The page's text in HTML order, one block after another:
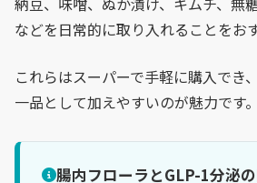
などを日常的に取り入れることをお
これらはスーパーで手軽に購入でき
一品として加えやすいのが魅力です。
腸内フローラとGLP-1分泌